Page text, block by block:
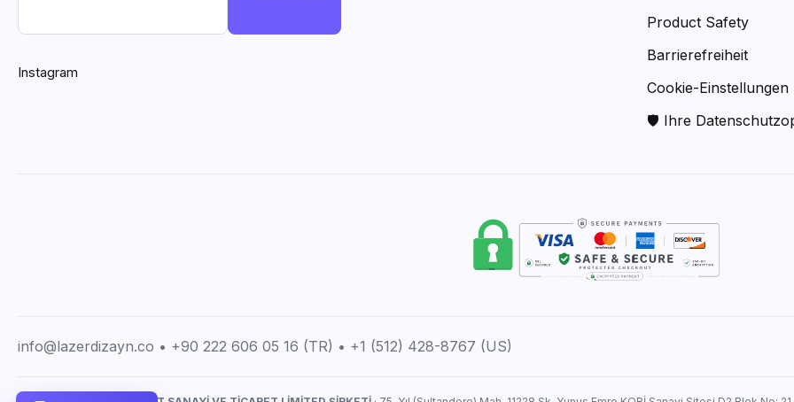
Instagram
Product Safety
Barrierefreiheit
Cookie-Einstellungen
🛡 Ihre
info@lazerdizayn.co • +90 222 606 05 16 (TR) • +1 (512) 428-8767 (US)